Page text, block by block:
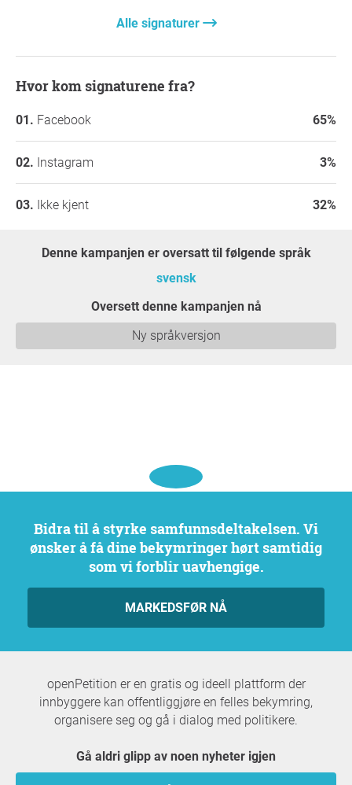
Alle signaturer
Hvor kom signaturene fra?
Facebook 65%
Instagram 3%
Ikke kjent 32%
Denne kampanjen er oversatt til følgende språk
svensk
Oversett denne kampanjen nå
Ny språkversjon
Bidra til å styrke samfunnsdeltakelsen. Vi
ønsker å få dine bekymringer hørt samtidig
som vi forblir uavhengige.
MARKEDSFØR NÅ
openPetition er en gratis og ideell plattform der
innbyggere kan offentliggjøre en felles bekymring,
organisere seg og gå i dialog med politikere.
Gå aldri glipp av noen nyheter igjen